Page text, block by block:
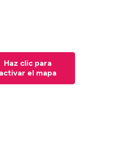
Haz clic para
activar el mapa